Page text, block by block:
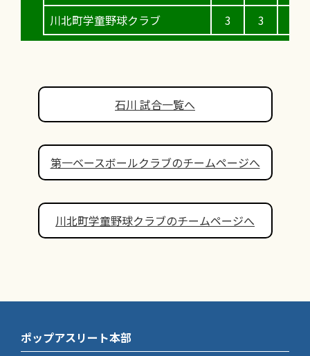
川北町学童野球クラブ
3
3
石川 試合一覧へ
第一ベースボールクラブのチームページへ
川北町学童野球クラブのチームページへ
ポップアスリート本部